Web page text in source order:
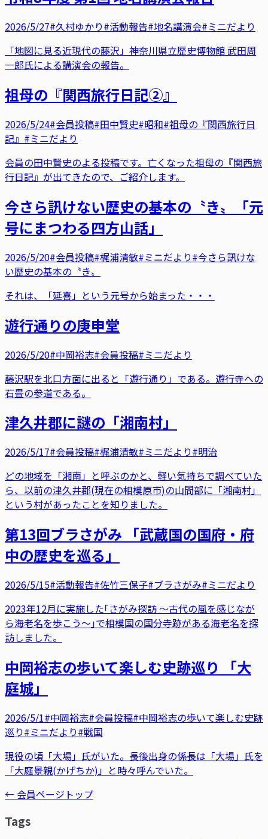
2026/5/27#久村ゆかり#活動報告#地名講演会#ミニだより
「地図に見る近現代の藤沢」神奈川県立歴史博物館 武田周
一郎氏による講演会の報告。
祖母の『関西旅行日記②』
2026/5/24#会員投稿#田中賢史#昭和#祖母の『関西旅行日
記』 #ミニだより
会員の田中賢史のよる投稿です。亡くなった祖母の『関西旅
行日記』が出てきたので、ご紹介します。
今さら訊けない歴史の基本の〝き〟「元
号にまつわる四方山話」
2026/5/20#会員投稿#梶浦清敏#ミニだより#今さら訊けな
い歴史の基本の〝き〟
それは、「延喜」という元号から始まった・・・
遊行通りの庚申堂
2026/5/20#中岡裕志#会員投稿#ミニだより
藤沢駅を北口方面に出ると「遊行通り」である。遊行寺への
石畳の参道である。
津久井郡に謎の「湘南村」
2026/5/17#会員投稿#梶浦清敏#ミニだより#明治
どの地域を「湘南」と呼ぶのかと、軽い気持ちで調べていた
ら、以前の津久井郡(現在の相模原市)の山間部に「湘南村」
という村があったことを知りました。
第13回ブラさがみ 「武蔵国の国府・府
中の歴史を巡る」
2026/5/15#活動報告#佐竹三保子#ブラさがみ#ミニだより
2023年12月に実施した｢さがみ探訪 ～古代の風を感じなが
ら海老名を歩こう～｣で相模国の国分寺跡がある海老名を探
訪しました。
中岡裕志の歩いて楽しむ史跡巡り 「大
庭城」
2026/5/1#中岡裕志#会員投稿#中岡裕志の歩いて楽しむ史跡
巡り#ミニだより#戦国
現役の頃「大場」氏がいた。長後出身の係長は「大場」氏を
「大庭景親(かげちか)」と時々呼んでいた。
← 会員ページトップ
Tags